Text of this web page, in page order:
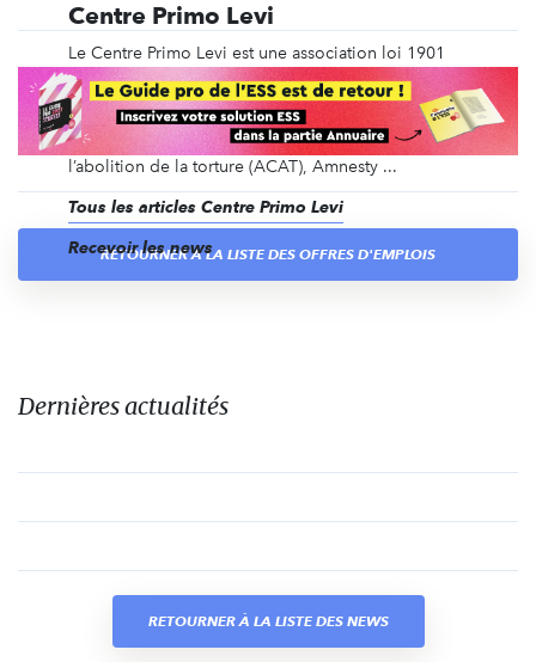
Centre Primo Levi
Le Centre Primo Levi est une association loi 1901
reconnu d’intérêt général, qui a pour objet social le
soin et le soutien aux personnes victimes de la
torture et de la violence politique. Créé en mai
1995 avec le soutien de l'Action des chrétiens pour
l’abolition de la torture (ACAT), Amnesty ...
Tous les articles Centre Primo Levi
Recevoir les news
RETOURNER À LA LISTE DES OFFRES D'EMPLOIS
Dernières actualités
RETOURNER À LA LISTE DES NEWS